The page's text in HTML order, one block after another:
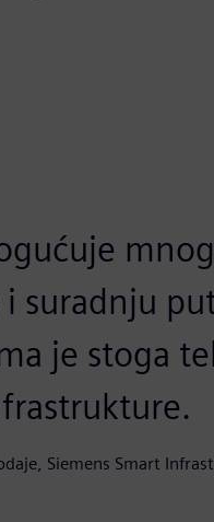
suradnju
je stoga
Siemens Smart